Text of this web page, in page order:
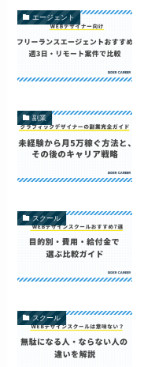
エージェント
副業
スクール
スクール